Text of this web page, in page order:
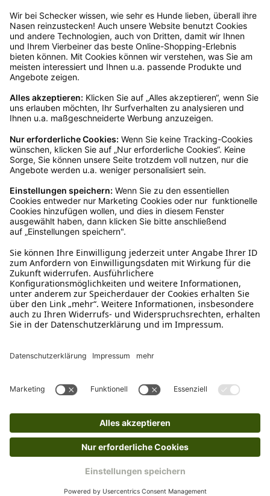
Rücksendeetikett auf das Paket. Dieses kannst du
dir in deinem Kundenkonto anfordern. Hast du als
Gast bestellt, schreibe uns eine Email an
verkauf@schecker.de oder rufe zu unseren
Servicezeiten an, dann lassen wir dir ein
Mo – Fr 9 – 17 Uhr, Sa 9 – 13 Uhr
Ruf uns an
Schreibe uns
verkauf@schecker.de
WhatsApp Support
Tritt unserem Newsletter bei
Mehr von uns